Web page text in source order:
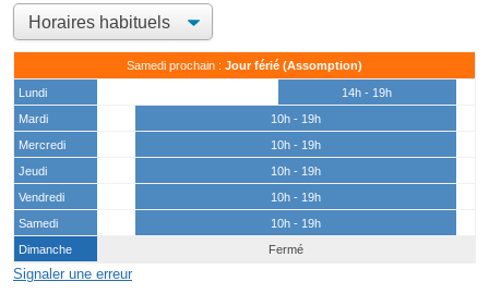
Samedi prochain : Jour férié (Assomption)
Lundi
14h - 19h
Mardi
10h - 19h
Mercredi
10h - 19h
Jeudi
10h - 19h
Vendredi
10h - 19h
Samedi
10h - 19h
Dimanche
Fermé
Signaler une erreur